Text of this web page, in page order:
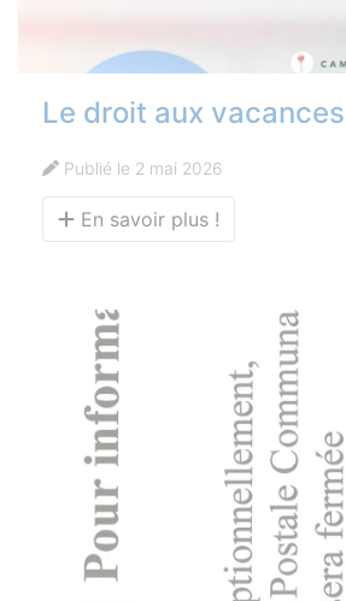
Le droit aux
Publié le 2 mai 2026
En savoir plus !